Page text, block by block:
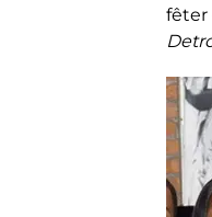
fêter